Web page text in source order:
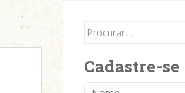
Search for:
Cadastre-se